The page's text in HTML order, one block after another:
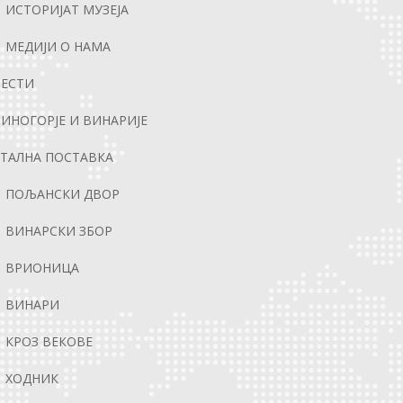
ИСТОРИЈАТ МУЗЕЈА
МЕДИЈИ О НАМА
И ВИНАРИЈЕ
ПОСТАВКА
ПОЉАНСКИ ДВОР
ВИНАРСКИ ЗБОР
ВРИОНИЦА
ВИНАРИ
КРОЗ ВЕКОВЕ
ХОДНИК